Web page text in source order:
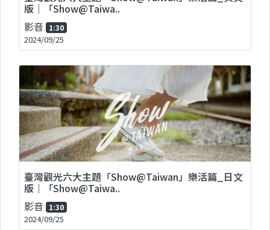
版｜「Show@Taiwa..
影音 1:30
2024/09/25
臺灣觀光六大主題「Show@Taiwan」樂活篇_日文
版｜「Show@Taiwa..
影音 1:30
2024/09/25